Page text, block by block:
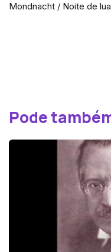
Mondnacht / Noite de
Pode